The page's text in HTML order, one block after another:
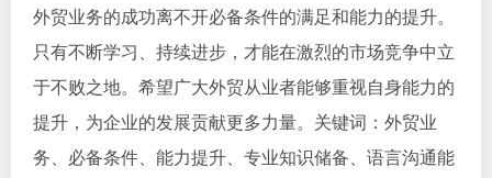
外贸业务的成功离不开必备条件的满足和能力的提升。
只有不断学习、持续进步，才能在激烈的市场竞争中立
于不败之地。希望广大外贸从业者能够重视自身能力的
提升，为企业的发展贡献更多力量。关键词：外贸业
务、必备条件、能力提升、专业知识储备、语言沟通能